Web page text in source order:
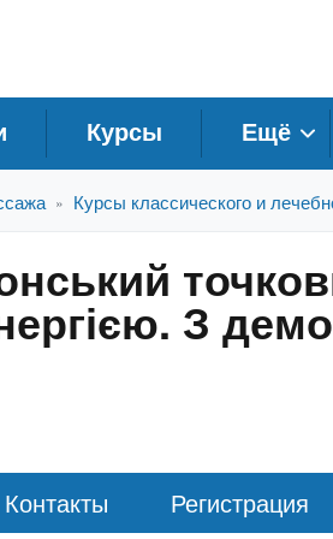
Курсы Ещё
» Курсы классического и
З
Контакты Регистрация